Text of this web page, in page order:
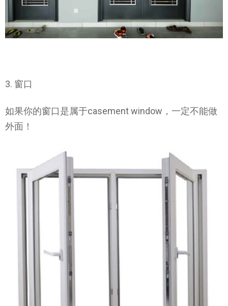
3. 窗口
如果你的窗口是属于casement window，一定不能做
外面！